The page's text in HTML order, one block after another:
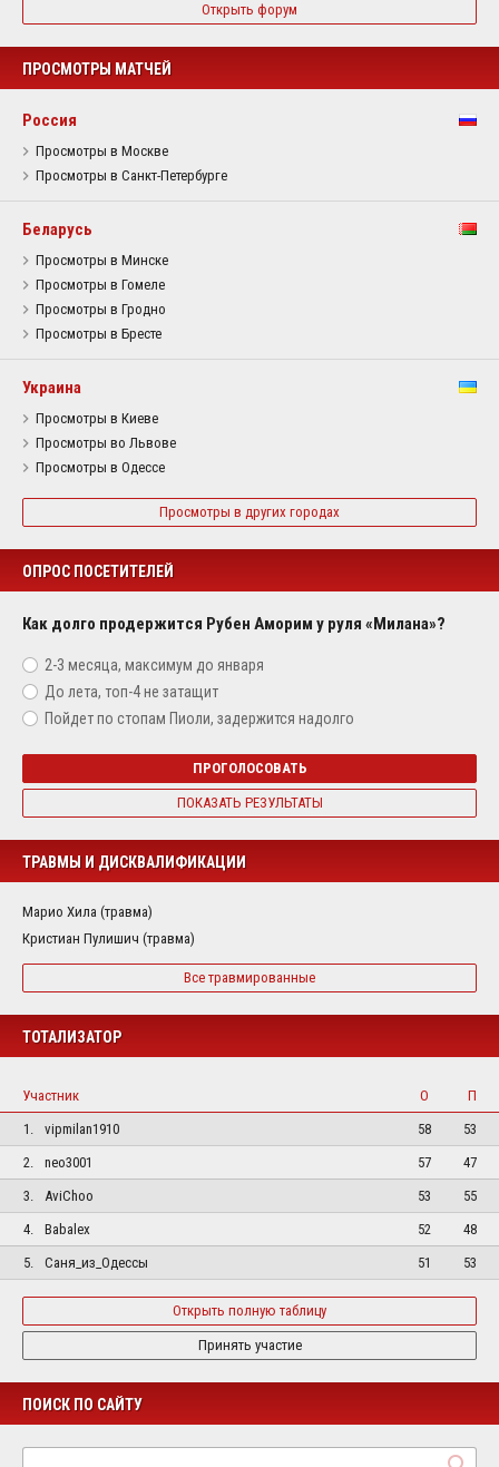
Открыть форум
ПРОСМОТРЫ МАТЧЕЙ
Россия
Просмотры в Москве
Просмотры в Санкт-Петербурге
Беларусь
Просмотры в Минске
Просмотры в Гомеле
Просмотры в Гродно
Просмотры в Бресте
Украина
Просмотры в Киеве
Просмотры во Львове
Просмотры в Одессе
Просмотры в других городах
ОПРОС ПОСЕТИТЕЛЕЙ
Как долго продержится Рубен Аморим у руля «Милана»?
2-3 месяца, максимум до января
До лета, топ-4 не затащит
Пойдет по стопам Пиоли, задержится надолго
ПРОГОЛОСОВАТЬ
ПОКАЗАТЬ РЕЗУЛЬТАТЫ
ТРАВМЫ И ДИСКВАЛИФИКАЦИИ
Марио Хила (травма)
Кристиан Пулишич (травма)
Все травмированные
ТОТАЛИЗАТОР
Участник О
П
1.
vipmilan1910 58
53
2.
neo3001 57
47
3.
AviChoo 53
55
4.
Babalex 52
48
5.
Саня_из_Одессы 51 53
Открыть полную таблицу
Принять участие
ПОИСК ПО САЙТУ